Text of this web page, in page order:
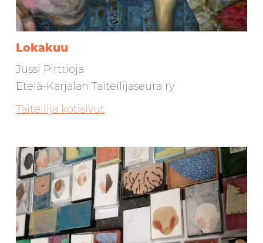
Lokakuu
Jussi Pirttioja
Etelä-Karjalan Taiteilijaseura ry
Taiteilija kotisivut